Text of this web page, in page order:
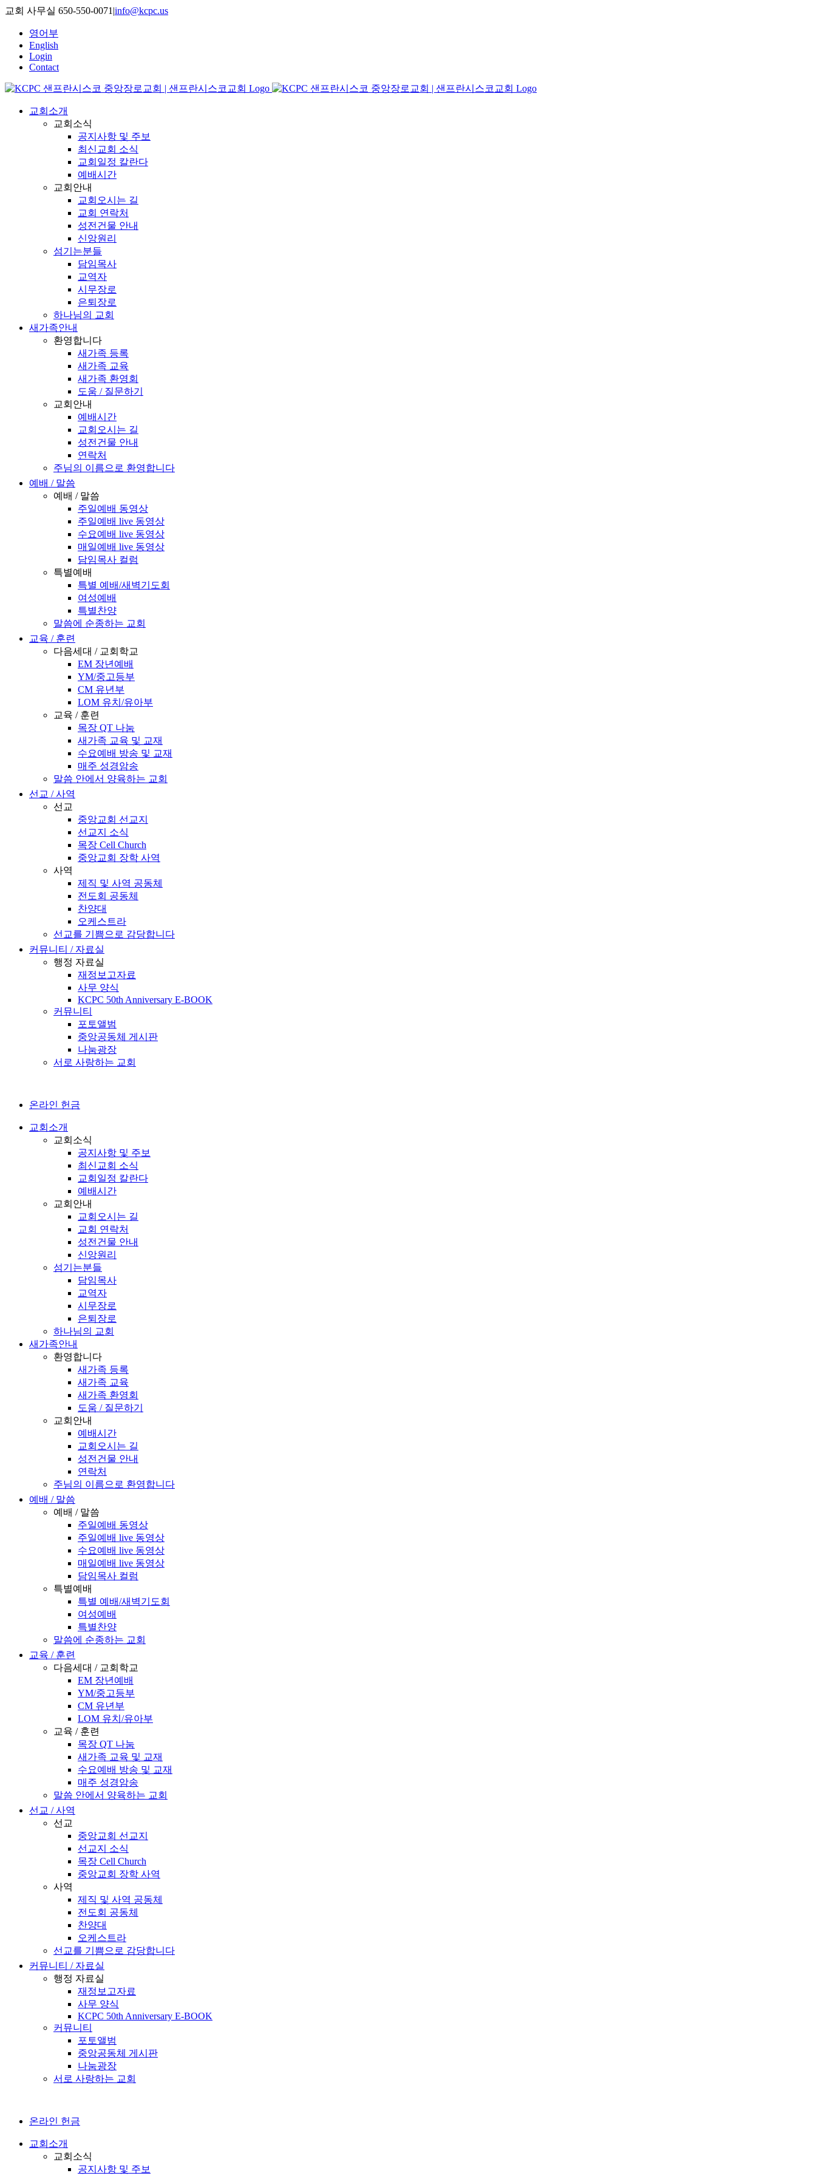
Skip
content
교회 사무실 650-550-0071 |info@kcpc.us
영어부
English
Login
Contact
교회소개
교회소식
공지사항 및 주보
최신교회 소식
교회일정 칼란다
예배시간
교회안내
교회오시는 길
교회 연락처
성전건물 안내
신앙원리
섬기는분들
담임목사
교역자
시무장로
은퇴장로
하나님의 교회
새가족안내
환영합니다
새가족 등록
새가족 교육
새가족 환영회
도움 / 질문하기
교회안내
예배시간
교회오시는 길
성전건물 안내
연락처
주님의 이름으로 환영합니다
예배 / 말씀
예배 / 말씀
주일예배 동영상
주일예배 live 동영상
수요예배 live 동영상
매일예배 live 동영상
담임목사 컬럼
특별예배
특별 예배/새벽기도회
여성예배
특별찬양
말씀에 순종하는 교회
교육 / 훈련
다음세대 / 교회학교
EM 장년예배
YM/중고등부
CM 유년부
LOM 유치/유아부
교육 / 훈련
목장 QT 나눔
새가족 교육 및 교재
수요예배 방송 및 교재
매주 성경암송
말씀 안에서 양육하는 교회
선교 / 사역
선교
중앙교회 선교지
선교지 소식
목장 Cell Church
중앙교회 장학 사역
사역
제직 및 사역 공동체
전도회 공동체
찬양대
오케스트라
선교를 기쁨으로 감당합니다
커뮤니티 / 자료실
행정 자료실
재정보고자료
사무 양식
KCPC 50th Anniversary E-BOOK
커뮤니티
포토앨범
중앙공동체 게시판
나눔광장
서로 사랑하는 교회
온라인 헌금
교회소개
교회소식
공지사항 및 주보
최신교회 소식
교회일정 칼란다
예배시간
교회안내
교회오시는 길
교회 연락처
성전건물 안내
신앙원리
섬기는분들
담임목사
교역자
시무장로
은퇴장로
하나님의 교회
새가족안내
환영합니다
새가족 등록
새가족 교육
새가족 환영회
도움 / 질문하기
교회안내
예배시간
교회오시는 길
성전건물 안내
연락처
주님의 이름으로 환영합니다
예배 / 말씀
예배 / 말씀
주일예배 동영상
주일예배 live 동영상
수요예배 live 동영상
매일예배 live 동영상
담임목사 컬럼
특별예배
특별 예배/새벽기도회
여성예배
특별찬양
말씀에 순종하는 교회
교육 / 훈련
다음세대 / 교회학교
EM 장년예배
YM/중고등부
CM 유년부
LOM 유치/유아부
교육 / 훈련
목장 QT 나눔
새가족 교육 및 교재
수요예배 방송 및 교재
매주 성경암송
말씀 안에서 양육하는 교회
선교 / 사역
선교
중앙교회 선교지
선교지 소식
목장 Cell Church
중앙교회 장학 사역
사역
제직 및 사역 공동체
전도회 공동체
찬양대
오케스트라
선교를 기쁨으로 감당합니다
커뮤니티 / 자료실
행정 자료실
재정보고자료
사무 양식
KCPC 50th Anniversary E-BOOK
커뮤니티
포토앨범
중앙공동체 게시판
나눔광장
서로 사랑하는 교회
온라인 헌금
교회소개
교회소식
공지사항 및 주보